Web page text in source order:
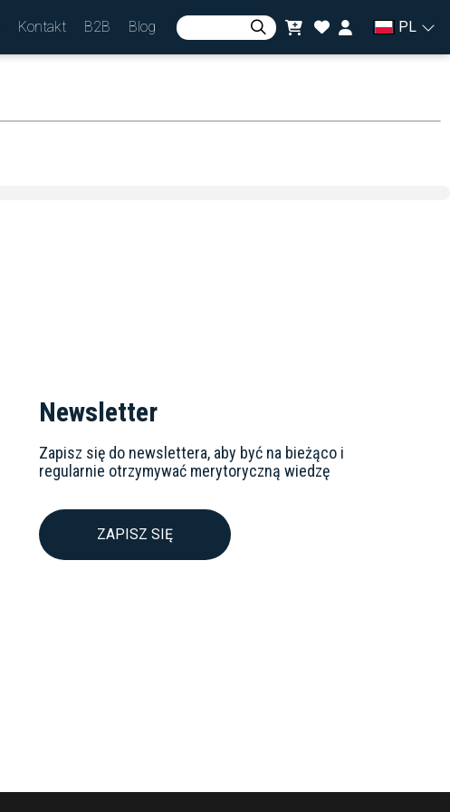
Kontakt B2B Blog PL
Newsletter
Zapisz się do newslettera, aby być na bieżąco i
regularnie otrzymywać merytoryczną wiedzę
ZAPISZ SIĘ